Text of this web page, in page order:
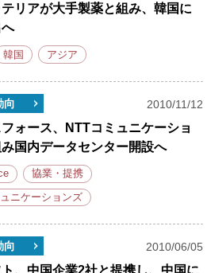
リアが大手製薬と組み、韓国に
韓国 アジア
向 2010/11/12
ォース、NTTコミュニケーショ
国内データセンター開設へ
協業・提携
ニケーションズ
向 2010/06/05
ト、中国企業2社と提携し、中国に